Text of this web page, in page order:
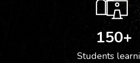
150+
Students